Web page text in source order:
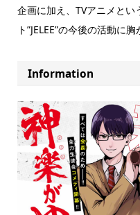
企画に加え、TVアニメと
ト”JELEE”の今後の活動に
Information